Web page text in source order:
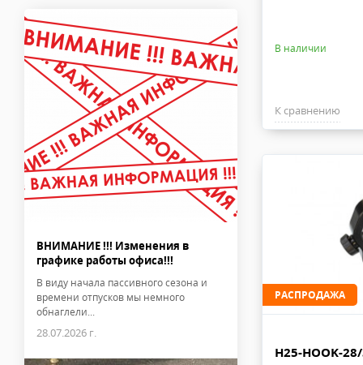
ВНИМАНИЕ !!! Изменения в
графике работы офиса!!!
В виду начала пассивного сезона и
времени отпусков мы немного
обнаглели...
28.07.2026 г.
В наличии
К сравнению
РАСПРОДАЖА
H25-HOOK-